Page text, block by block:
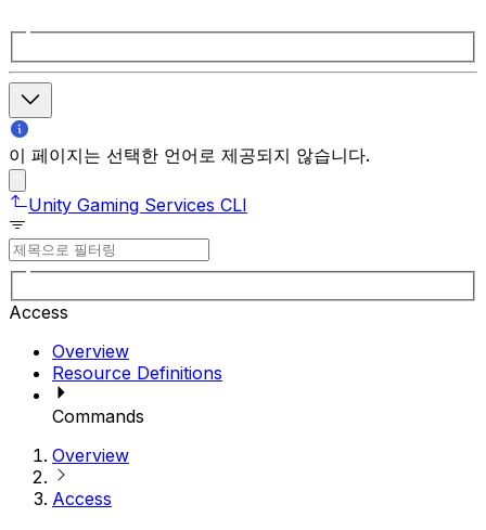
이 페이지는 선택한 언어로 제공되지 않습니다.
Unity Gaming Services CLI
Access
Overview
Resource Definitions
Commands
Overview
Access